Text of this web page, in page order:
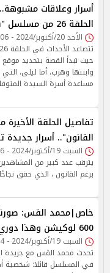
أسرار وعلاقات
الحلقة 26 من مسلسل "برغم القانون"
الأحد 20/أكتوبر/2024 - 12:06 ص
حيث تبدأ القصة بتحديد
وابنتها وهرب، أما ليلى، التي
مساعدة أسرة السيدة
تفاصيل الحلقة
القانون".. أسرار
السبت 19/أكتوبر/2024 - 10:46 م
يترقب عدد كبير من
برغم القانون ، الذي حقق
خاص|محمد القس:
600 لوكيشن وهذا دوري
السبت 19/أكتوبر/2024 - 04:44 م
تحدث محمد القس مع جريدة
في المسلسل قائلا: شخصية